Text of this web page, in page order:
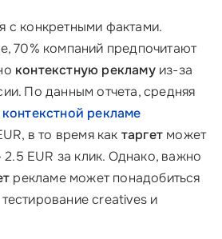
с конкретными фактами.
70% компаний предпочитают
контекстную рекламуиз-за
По данным отчета, средняя
контекстной рекламе
в то время как таргет может
EUR за клик. Однако, важно
рекламе может понадобиться
creatives и